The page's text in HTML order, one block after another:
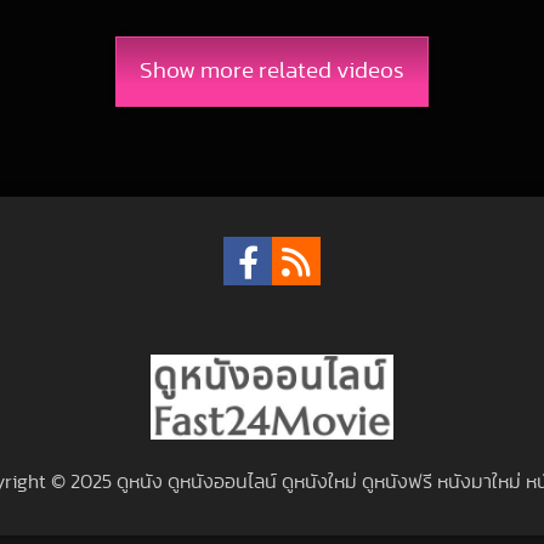
Show more related videos
© 2025 ดูหนัง ดูหนังออนไลน์ ดูหนังใหม่ ดูหนังฟรี หนังมาใหม่ ห